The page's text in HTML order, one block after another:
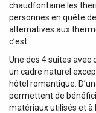
chaudfontaine les
personnes en quête
alternatives aux
c’est.
Une des 4 suites avec
un cadre naturel
hôtel romantique.
permettent de
matériaux utilisés et à